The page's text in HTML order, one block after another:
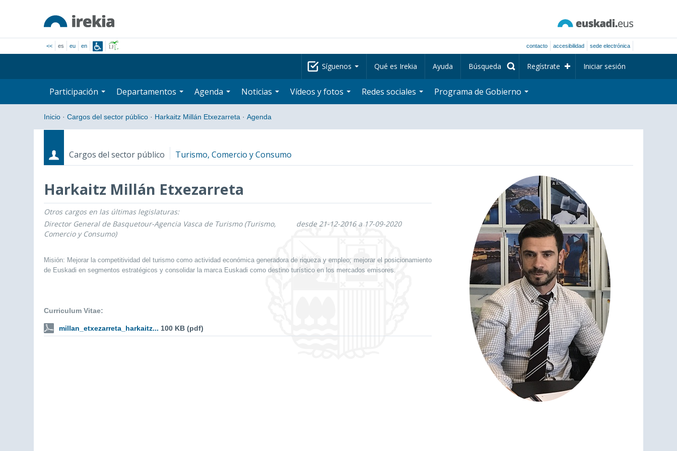
<< es eu en contacto accesibilidad sede electrónica
Síguenos Qué es Irekia Ayuda Búsqueda Regístrate Iniciar sesión
Participación Departamentos Agenda Noticias Vídeos y fotos Redes sociales Programa de Gobierno
Inicio · Cargos del sector público · Harkaitz Millán Etxezarreta · Agenda
Cargos del sector público Turismo, Comercio y Consumo
Harkaitz Millán Etxezarreta
CargosFecha de inicio - Fecha fin
Otros cargos en las últimas legislaturas:
Director General de Basquetour-Agencia Vasca de Turismo (Turismo,
Comercio y Consumo)
desde 21-12-2016 a 17-09-2020
Misión: Mejorar la competitividad del turismo como actividad económica generadora de riqueza y empleo; mejorar el posicionamiento
de Euskadi en segmentos estratégicos y consolidar la marca Euskadi como destino turístico en los mercados emisores.
Curriculum Vitae:
millan_etxezarreta_harkaitz... 100 KB (pdf)